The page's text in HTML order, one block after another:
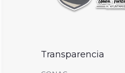
Transparencia